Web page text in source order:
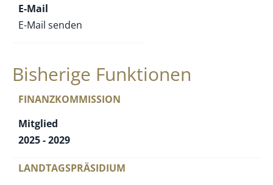
E-Mail
E-Mail senden
Bisherige Funktionen
FINANZKOMMISSION
Mitglied
2025 - 2029
LANDTAGSPRÄSIDIUM